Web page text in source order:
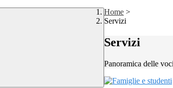
Home >
Servizi
Servizi
Panoramica delle